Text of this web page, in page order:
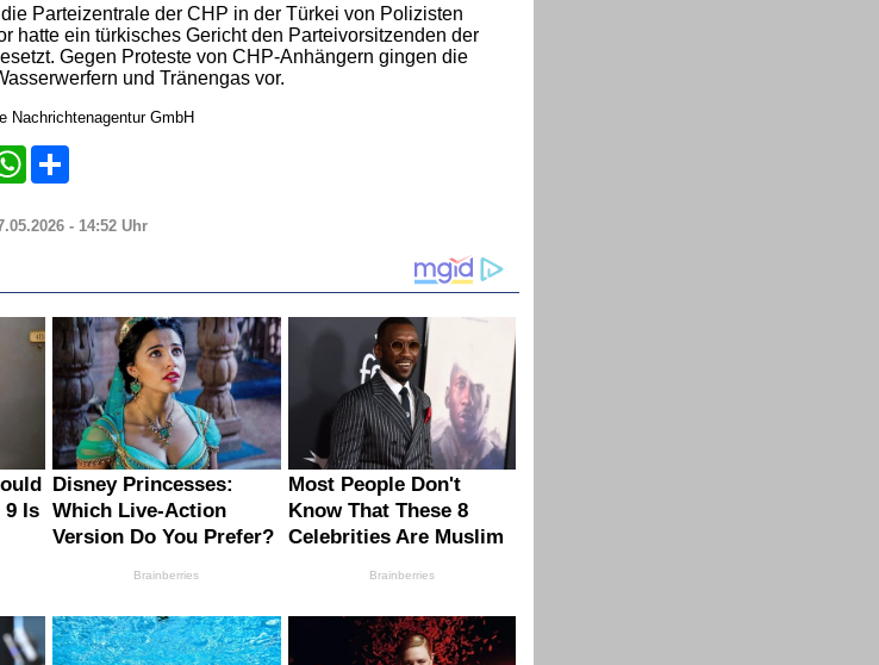
Parteizentrale der CHP in der Türkei von Polizisten
hatte ein türkisches Gericht den Parteivorsitzenden der
Gegen Proteste von CHP-Anhängern gingen die
und Tränengas vor.
Nachrichtenagentur GmbH
WhatsApp
- 14:52 Uhr